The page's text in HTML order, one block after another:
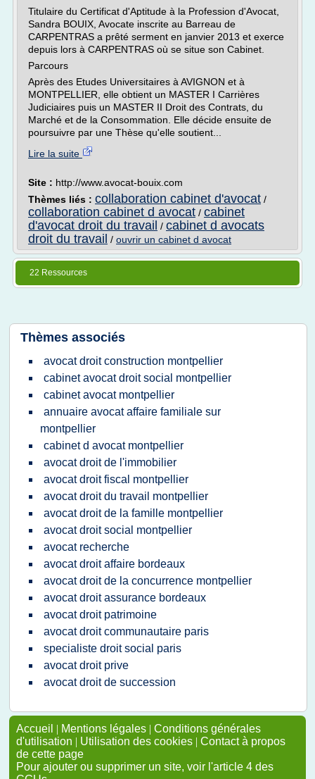
Titulaire du Certificat d'Aptitude à la Profession d'Avocat,
Sandra BOUIX, Avocate inscrite au Barreau de
CARPENTRAS a prêté serment en janvier 2013 et exerce
depuis lors à CARPENTRAS où se situe son Cabinet.
Parcours
Après des Etudes Universitaires à AVIGNON et à
MONTPELLIER, elle obtient un MASTER I Carrières
Judiciaires puis un MASTER II Droit des Contrats, du
Marché et de la Consommation. Elle décide ensuite de
poursuivre par une Thèse qu'elle soutient...
Lire la suite
Site : http://www.avocat-bouix.com
Thèmes liés : collaboration cabinet d'avocat /
collaboration cabinet d avocat / cabinet
d'avocat droit du travail / cabinet d avocats
droit du travail / ouvrir un cabinet d avocat
22 Ressources
Thèmes associés
avocat droit construction montpellier
cabinet avocat droit social montpellier
cabinet avocat montpellier
annuaire avocat affaire familiale sur
montpellier
cabinet d avocat montpellier
avocat droit de l'immobilier
avocat droit fiscal montpellier
avocat droit du travail montpellier
avocat droit de la famille montpellier
avocat droit social montpellier
avocat recherche
avocat droit affaire bordeaux
avocat droit de la concurrence montpellier
avocat droit assurance bordeaux
avocat droit patrimoine
avocat droit communautaire paris
specialiste droit social paris
avocat droit prive
avocat droit de succession
Accueil | Mentions légales | Conditions générales
d'utilisation | Utilisation des cookies | Contact à propos
de cette page
Pour ajouter ou supprimer un site, voir l'article 4 des